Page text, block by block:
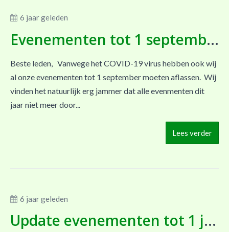
6 jaar geleden
Evenementen tot 1 september afgelast
Beste leden, Vanwege het COVID-19 virus hebben ook wij
al onze evenementen tot 1 september moeten aflassen. Wij
vinden het natuurlijk erg jammer dat alle evenmenten dit
jaar niet meer door...
Lees verder
6 jaar geleden
Update evenementen tot 1 juni